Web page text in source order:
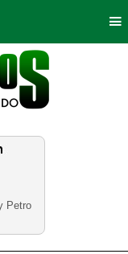
Petro